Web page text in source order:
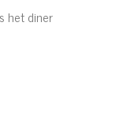
het diner